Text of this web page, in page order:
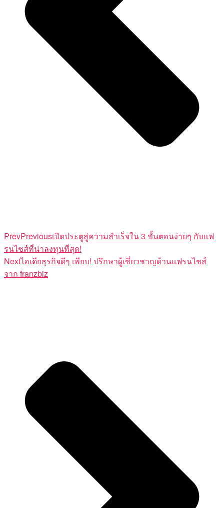
PrevPreviousเปิดประตูสู่ความสำเร็จใน 3 ขั้นตอนง่ายๆ กับแฟ
รนไชส์ที่น่าลงทุนที่สุด!
Nextไอเดียธุรกิจดีๆ เพียบ! ปรึกษาผู้เชี่ยวชาญด้านแฟรนไชส์
จาก franzbiz